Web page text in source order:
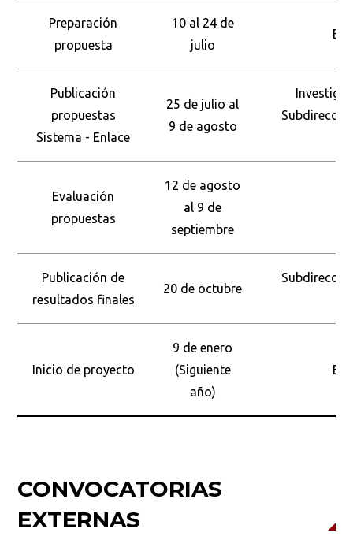
Preparación
propuesta
10 al 24 de
julio
Publicación
propuestas
Sistema - Enlace
25 de julio al
9 de agosto
Evaluación
propuestas
12 de agosto
al 9 de
septiembre
Publicación de
resultados finales
20 de octubre
Inicio de proyecto
9 de enero
(Siguiente
año)
CONVOCATORIAS
EXTERNAS